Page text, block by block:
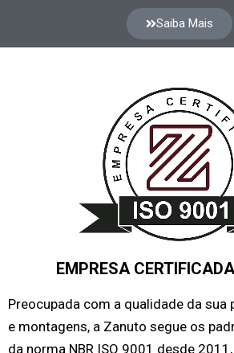
Saiba Mais
EMPRESA
Preocupada com a qualidade da sua
e montagens, a Zanuto segue os
da norma NBR ISO 9001 desde